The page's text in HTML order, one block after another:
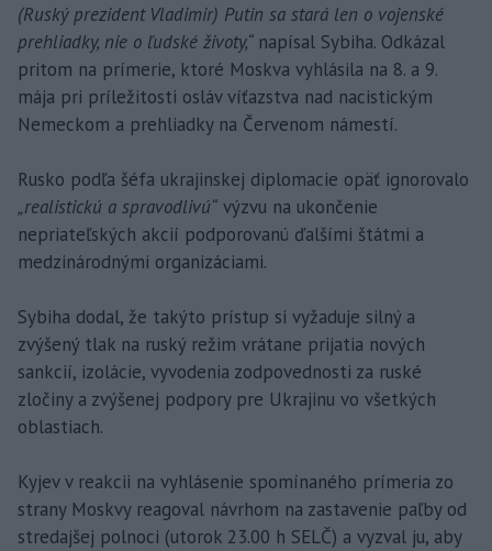
(Ruský prezident Vladimir) Putin sa stará len o vojenské
prehliadky, nie o ľudské životy,“ napísal Sybiha. Odkázal
pritom na prímerie, ktoré Moskva vyhlásila na 8. a 9.
mája pri príležitosti osláv víťazstva nad nacistickým
Nemeckom a prehliadky na Červenom námestí.
Rusko podľa šéfa ukrajinskej diplomacie opäť ignorovalo
„realistickú a spravodlivú“ výzvu na ukončenie
nepriateľských akcií podporovanú ďalšími štátmi a
medzinárodnými organizáciami.
Sybiha dodal, že takýto prístup si vyžaduje silný a
zvýšený tlak na ruský režim vrátane prijatia nových
sankcií, izolácie, vyvodenia zodpovednosti za ruské
zločiny a zvýšenej podpory pre Ukrajinu vo všetkých
oblastiach.
Kyjev v reakcii na vyhlásenie spomínaného prímeria zo
strany Moskvy reagoval návrhom na zastavenie paľby od
stredajšej polnoci (utorok 23.00 h SELČ) a vyzval ju, aby